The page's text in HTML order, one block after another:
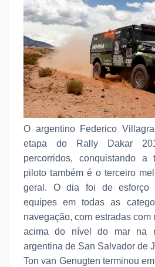
O argentino Federico
etapa do Rally Dakar
percorridos, conquistando a
piloto também é o terceiro
geral. O dia foi de esforço
equipes em todas as
navegação, com estradas com
acima do nível do mar na
argentina de San Salvador de
Ton van Genugten terminou